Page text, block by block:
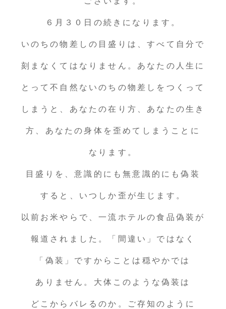
６月３０日の続きになります。
いのちの物差しの目盛りは、すべて自分で
刻まなくてはなりません。あなたの人生に
とって不自然ないのちの物差しをつくって
しまうと、あなたの在り方、あなたの生き
方、あなたの身体を歪めてしまうことに
なります。
目盛りを、意識的にも無意識的にも偽装
すると、いつしか歪が生じます。
以前お米やらで、一流ホテルの食品偽装が
報道されました。「間違い」ではなく
「偽装」ですからことは穏やかでは
ありません。大体このような偽装は
どこからバレるのか。ご存知のように